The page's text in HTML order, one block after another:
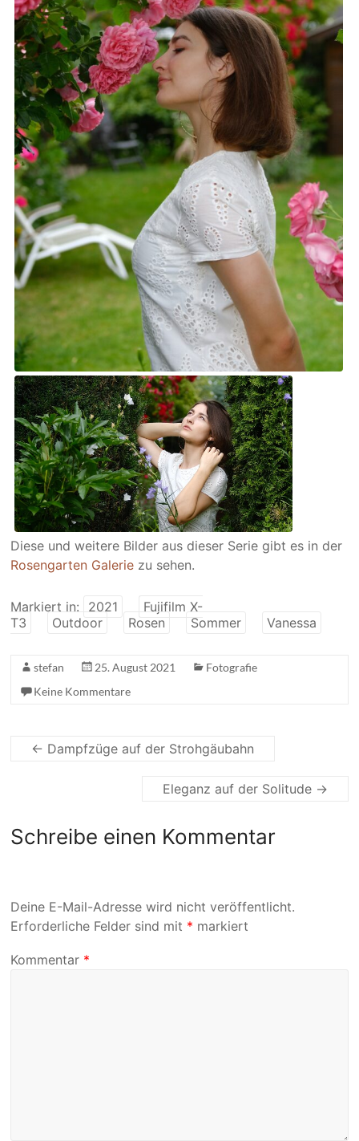
Diese und weitere Bilder aus dieser Serie gibt es in der
Rosengarten Galerie zu sehen.
Markiert in: 2021
Fujifilm X-
T3
Outdoor Rosen Sommer Vanessa
stefan 25. August 2021
Fotografie
Keine Kommentare
← Dampfzüge auf der Strohgäubahn
Eleganz auf der Solitude →
Schreibe einen Kommentar
Deine E-Mail-Adresse wird nicht veröffentlicht.
Erforderliche Felder sind mit * markiert
Kommentar *